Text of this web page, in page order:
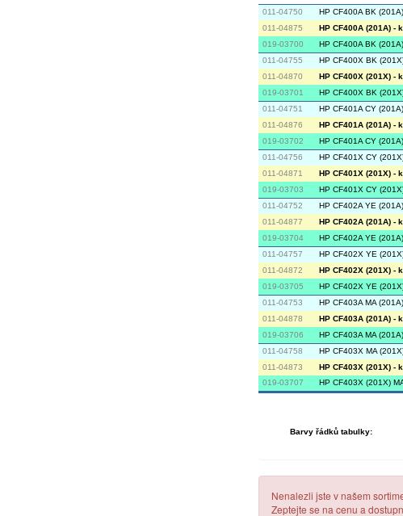
011-04750 HP CF400A BK
011-04875
HP CF400A (201A) -
019-03700
HP CF400A BK
011-04755
HP CF400X BK
011-04870
HP CF400X (201X) -
019-03701
HP CF400X BK
011-04751
HP CF401A CY
011-04876
HP CF401A (201A) -
019-03702
HP CF401A CY
011-04756
HP CF401X CY
011-04871
HP CF401X (201X) -
019-03703
HP CF401X CY
011-04752
HP CF402A YE
011-04877
HP CF402A (201A) -
019-03704
HP CF402A YE
011-04757
HP CF402X YE
011-04872
HP CF402X (201X) -
019-03705
HP CF402X YE
011-04753
HP CF403A MA
011-04878
HP CF403A (201A) -
019-03706
HP CF403A MA
011-04758
HP CF403X MA
011-04873
HP CF403X (201X) -
019-03707
HP CF403X (201X)
Barvy řádků tabulky:
Nenalezli jste v našem
Zeptejte se na cenu a